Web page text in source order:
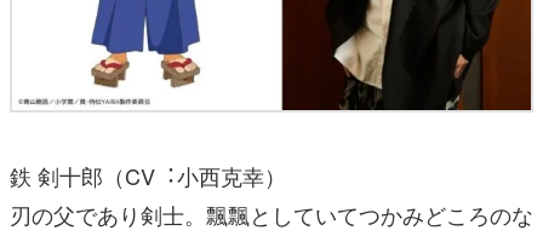
鉄 剣⼗郎（CV︓⼩⻄克幸）
刃の⽗であり剣⼠。飄飄としていてつかみどころのな